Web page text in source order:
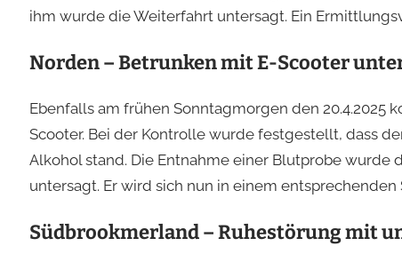
ihm wurde die Weiterfahrt untersagt. Ein
Norden – Betrunken mit E-Scooter
Ebenfalls am frühen Sonntagmorgen den 20.4.2025
Scooter. Bei der Kontrolle wurde festgestellt, dass
Alkohol stand. Die Entnahme einer Blutprobe
untersagt. Er wird sich nun in einem
Südbrookmerland – Ruhestörung mit